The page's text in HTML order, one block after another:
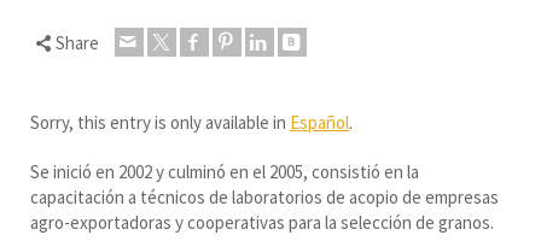
Share
Sorry, this entry is only available in Español.
Se inició en 2002 y culminó en el 2005, consistió en la
capacitación a técnicos de laboratorios de acopio de empresas
agro-exportadoras y cooperativas para la selección de granos.